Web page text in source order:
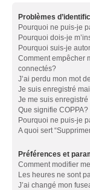
Problèmes
Pourquoi ne puis-je
Pourquoi dois-je
Pourquoi suis-je
Comment empêcher
connectés?
J’ai perdu mon mot
Je suis enregistré
Je me suis
Que signifie COPPA?
Pourquoi ne puis-je
A quoi sert
Préférences et
Comment modifier
Les heures ne sont
J’ai changé mon